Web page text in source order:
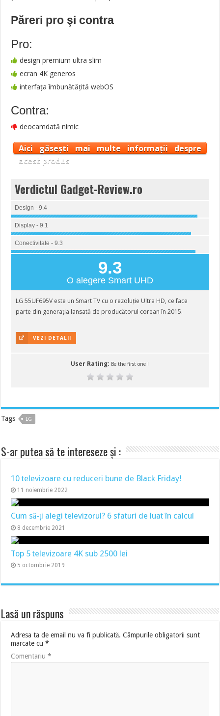
Păreri pro şi contra
Pro:
design premium ultra slim
ecran 4K generos
interfața îmbunătățită webOS
Contra:
deocamdată nimic
Aici găsești mai multe informații despre
acest produs
Verdictul Gadget-Review.ro
Design - 9.4
Display - 9.1
Conectivitate - 9.3
9.3
O alegere Smart UHD
LG 55UF695V este un Smart TV cu o rezoluție Ultra HD, ce face
parte din generația lansată de producătorul corean în 2015.
VEZI DETALII
User Rating: Be the first one !
Tags LG
S-ar putea să te intereseze și :
10 televizoare cu reduceri bune de Black Friday!
11 noiembrie 2022
Cum să-ți alegi televizorul? 6 sfaturi de luat în calcul
8 decembrie 2021
Top 5 televizoare 4K sub 2500 lei
5 octombrie 2019
Lasă un răspuns
Adresa ta de email nu va fi publicată. Câmpurile obligatorii sunt
marcate cu*
Comentariu*